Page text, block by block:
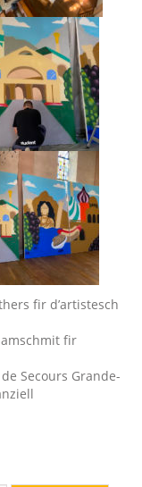
fir d’artistesch
fir
Secours Grande-